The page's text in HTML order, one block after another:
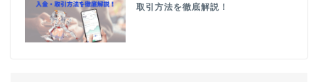
取引方法を徹底解説！